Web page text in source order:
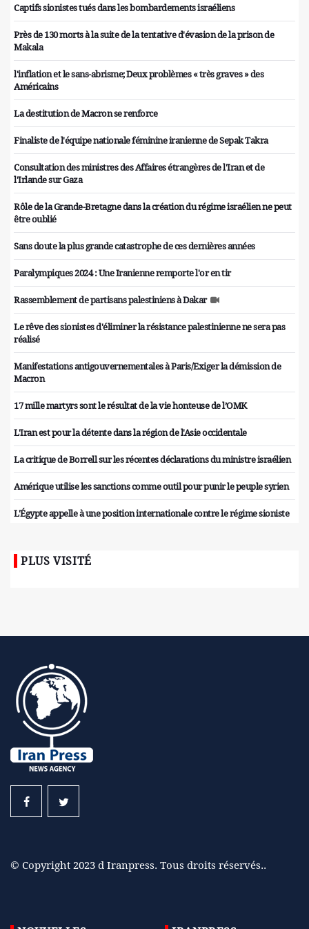
Captifs sionistes tués dans les bombardements israéliens
Près de 130 morts à la suite de la tentative d'évasion de la prison de
Makala
l'inflation et le sans-abrisme; Deux problèmes « très graves » des
Américains
La destitution de Macron se renforce
Finaliste de l'équipe nationale féminine iranienne de Sepak Takra
Consultation des ministres des Affaires étrangères de l'Iran et de
l'Irlande sur Gaza
Rôle de la Grande-Bretagne dans la création du régime israélien ne peut
être oublié
Sans doute la plus grande catastrophe de ces dernières années
Paralympiques 2024 : Une Iranienne remporte l'or en tir
Rassemblement de partisans palestiniens à Dakar
Le rêve des sionistes d'éliminer la résistance palestinienne ne sera pas
réalisé
Manifestations antigouvernementales à Paris/Exiger la démission de
Macron
17 mille martyrs sont le résultat de la vie honteuse de l’OMK
L'Iran est pour la détente dans la région de l'Asie occidentale
La critique de Borrell sur les récentes déclarations du ministre israélien
Amérique utilise les sanctions comme outil pour punir le peuple syrien
L'Égypte appelle à une position internationale contre le régime sioniste
PLUS VISITÉ
© Copyright 2023 d Iranpress. Tous droits réservés..